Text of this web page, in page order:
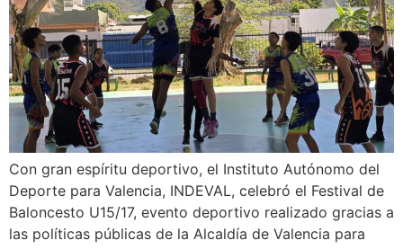
Con gran espíritu deportivo, el Instituto Autónomo del
Deporte para Valencia, INDEVAL, celebró el Festival de
Baloncesto U15/17, evento deportivo realizado gracias a
las políticas públicas de la Alcaldía de Valencia para